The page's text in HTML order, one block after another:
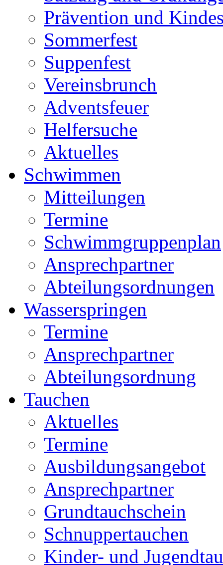
Prävention und
Sommerfest
Suppenfest
Vereinsbrunch
Adventsfeuer
Helfersuche
Aktuelles
Schwimmen
Mitteilungen
Termine
Schwimmgruppenplan
Ansprechpartner
Abteilungsordnungen
Wasserspringen
Termine
Ansprechpartner
Abteilungsordnung
Tauchen
Aktuelles
Termine
Ausbildungsangebot
Ansprechpartner
Grundtauchschein
Schnuppertauchen
Kinder- und